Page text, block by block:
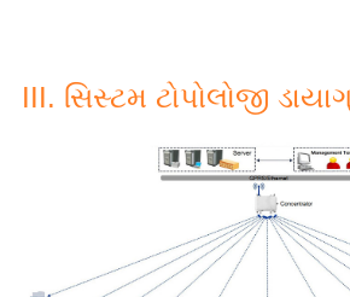
III. સિસ્ટમ ટોપોલોજી